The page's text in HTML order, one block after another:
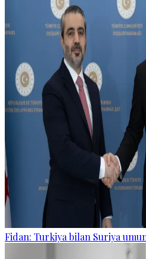
Fidan: Turkiya bilan Suriya